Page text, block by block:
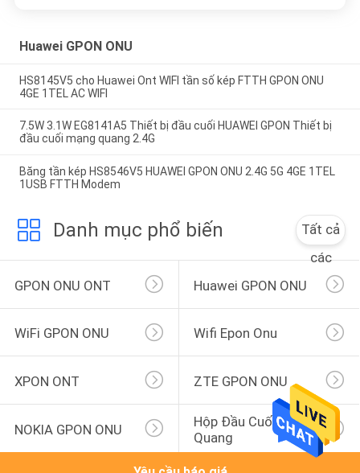
Huawei GPON ONU
HS8145V5 cho Huawei Ont WIFI tần số kép FTTH GPON ONU
4GE 1TEL AC WIFI
7.5W 3.1W EG8141A5 Thiết bị đầu cuối HUAWEI GPON Thiết bị
đầu cuối mạng quang 2.4G
Băng tần kép HS8546V5 HUAWEI GPON ONU 2.4G 5G 4GE 1TEL
1USB FTTH Modem
Danh mục phổ biến
Tất cả
các
GPON ONU ONT
Huawei GPON ONU
WiFi GPON ONU Wifi Epon Onu
XPON ONT ZTE GPON ONU
NOKIA GPON ONU
Hộp Đầu Cuối Sợi
Quang